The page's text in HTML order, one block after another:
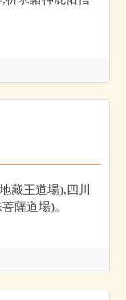
藏王道場),四川
薩道場)。